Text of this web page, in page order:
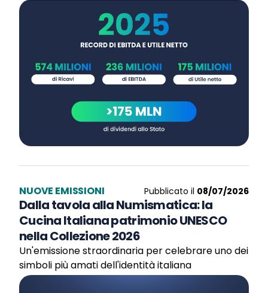
NUOVE EMISSIONI Pubblicato il 08/07/2026
Dalla tavola alla Numismatica: la
Cucina Italiana patrimonio UNESCO
nella Collezione 2026
Un'emissione straordinaria per celebrare uno dei
simboli più amati dell'identità italiana